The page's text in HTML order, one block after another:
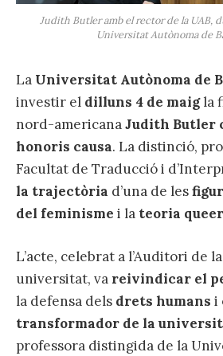
Judith Butler amb el rector de la UAB,
Universitat Autònoma de
La Universitat Autònoma de
investir el dilluns 4 de maigla
nord-americanaJudith Butler
honoris causa. La distinció,
Facultat de Traducció i
la trajectòria d’una de les
del feminisme i la teoria queer
L’acte, celebrat a l’Auditori de la
universitat, va reivindicar el
la defensa dels drets humans i
transformador de la
professora distingida de la